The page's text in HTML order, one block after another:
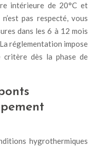
intérieure de 20°C et
pas respecté, vous
dans les 6 à 12 mois
réglementation impose
critère dès la phase de
hygrothermiques